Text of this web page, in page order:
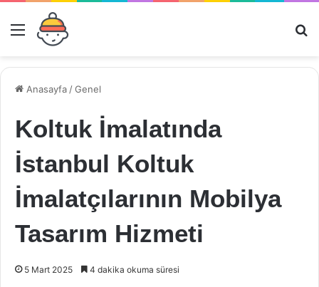
Menü
Anasayfa /Genel
Koltuk İmalatında
İstanbul Koltuk
İmalatçılarının Mobilya
Tasarım Hizmeti
5 Mart 2025 4 dakika okuma süresi